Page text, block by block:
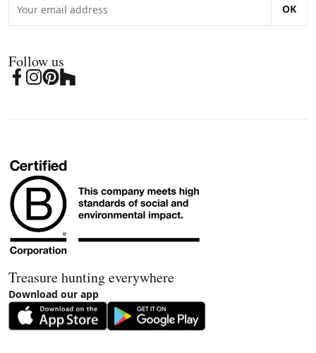
OK
Follow us
Treasure hunting everywhere
Download our app